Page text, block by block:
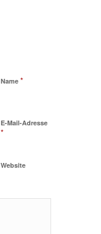
Name *
E-Mail-Adresse
*
Website